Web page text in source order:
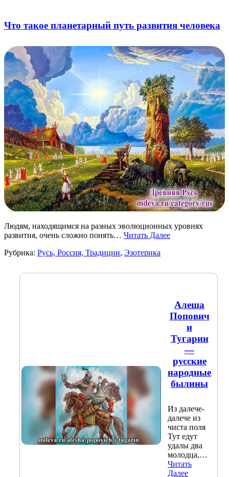
Что такое планетарный путь развития человека
Людям, находящимся на разных эволюционных уровнях
развития, очень сложно понять… Читать Далее
Рубрика: Русь, Россия, Традиции, Эзотерика
Алеша
Попович
и
Тугарин
—
русские
народные
былины
Из далече-
далече из
чиста поля
Тут едут
удалы два
молодца,…
Читать
Далее